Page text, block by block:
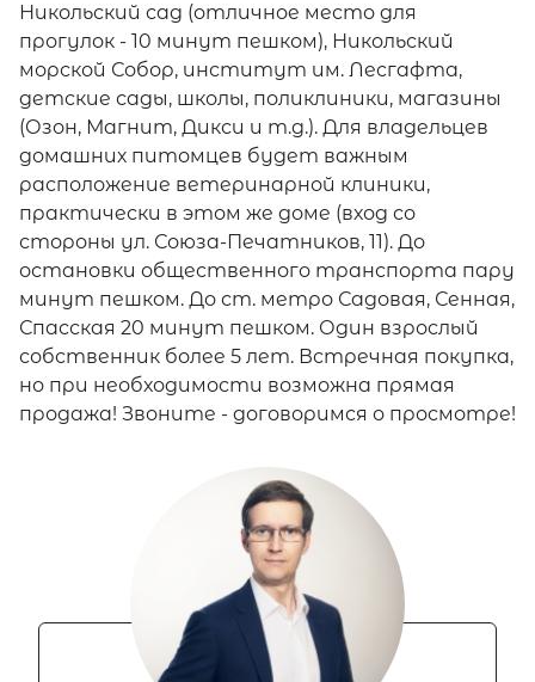
Никольский сад (отличное место для
прогулок - 10 минут пешком), Никольский
морской Собор, институт им. Лесгафта,
детские сады, школы, поликлиники, магазины
(Озон, Магнит, Дикси и т.д.). Для владельцев
домашних питомцев будет важным
расположение ветеринарной клиники,
практически в этом же доме (вход со
стороны ул. Союза-Печатников, 11). До
остановки общественного транспорта пару
минут пешком. До ст. метро Садовая, Сенная,
Спасская 20 минут пешком. Один взрослый
собственник более 5 лет. Встречная покупка,
но при необходимости возможна прямая
продажа! Звоните - договоримся о просмотре!